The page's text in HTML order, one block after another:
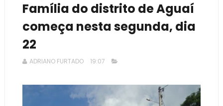
Família do distrito de Aguaí
começa nesta segunda, dia
22
ADRIANO FURTADO 19:07